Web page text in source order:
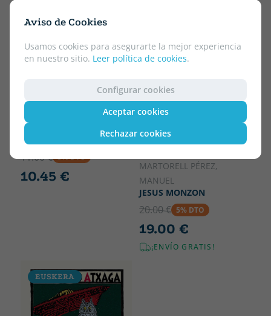
Aviso de Cookies
Usamos cookies para asegurarte la mejor experiencia
en nuestro sitio. Leer política de cookies.
Configurar cookies
Aceptar cookies
Rechazar cookies
Tapa blanda o bolsillo
VV.AA.
EZINBESTEKO
NANOLIBURUAK 3
11.00 € 5% DTO
10.45 €
MARTORELL PÉREZ,
MANUEL
JESUS MONZON
20.00 € 5% DTO
19.00 €
¡ENVÍO GRATIS!
EUSKERA